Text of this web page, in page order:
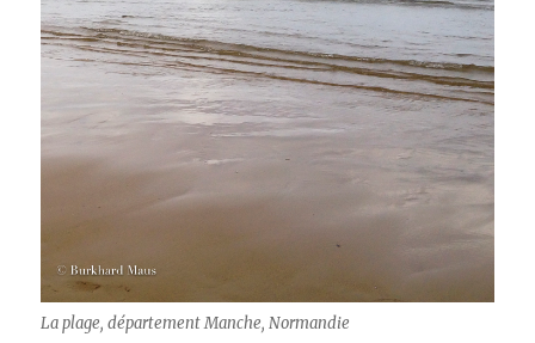
La plage, département Manche, Normandie